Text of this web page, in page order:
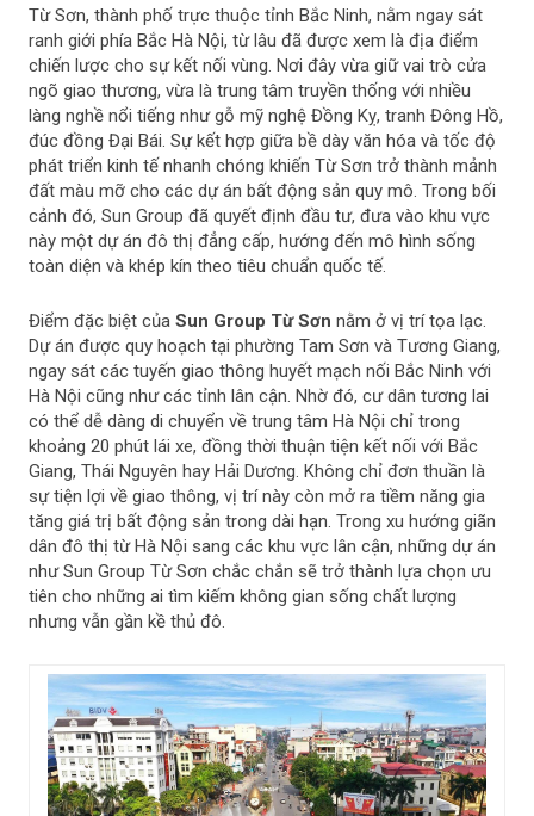
Từ Sơn, thành phố trực thuộc tỉnh Bắc Ninh, nằm ngay sát
ranh giới phía Bắc Hà Nội, từ lâu đã được xem là địa điểm
chiến lược cho sự kết nối vùng. Nơi đây vừa giữ vai trò cửa
ngõ giao thương, vừa là trung tâm truyền thống với nhiều
làng nghề nổi tiếng như gỗ mỹ nghệ Đồng Kỵ, tranh Đông Hồ,
đúc đồng Đại Bái. Sự kết hợp giữa bề dày văn hóa và tốc độ
phát triển kinh tế nhanh chóng khiến Từ Sơn trở thành mảnh
đất màu mỡ cho các dự án bất động sản quy mô. Trong bối
cảnh đó, Sun Group đã quyết định đầu tư, đưa vào khu vực
này một dự án đô thị đẳng cấp, hướng đến mô hình sống
toàn diện và khép kín theo tiêu chuẩn quốc tế.
Điểm đặc biệt của Sun Group Từ Sơn nằm ở vị trí tọa lạc.
Dự án được quy hoạch tại phường Tam Sơn và Tương Giang,
ngay sát các tuyến giao thông huyết mạch nối Bắc Ninh với
Hà Nội cũng như các tỉnh lân cận. Nhờ đó, cư dân tương lai
có thể dễ dàng di chuyển về trung tâm Hà Nội chỉ trong
khoảng 20 phút lái xe, đồng thời thuận tiện kết nối với Bắc
Giang, Thái Nguyên hay Hải Dương. Không chỉ đơn thuần là
sự tiện lợi về giao thông, vị trí này còn mở ra tiềm năng gia
tăng giá trị bất động sản trong dài hạn. Trong xu hướng giãn
dân đô thị từ Hà Nội sang các khu vực lân cận, những dự án
như Sun Group Từ Sơn chắc chắn sẽ trở thành lựa chọn ưu
tiên cho những ai tìm kiếm không gian sống chất lượng
nhưng vẫn gần kề thủ đô.